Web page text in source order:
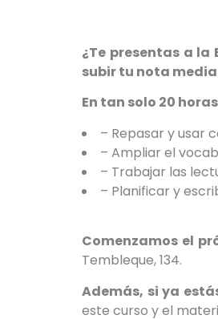
¿Te presentas a la
subir tu nota
En tan solo 20
– Repasar y usar
– Ampliar el
– Trabajar las
– Planificar y
Comenzamos el
Tembleque, 134.
Además, si ya
este curso y el